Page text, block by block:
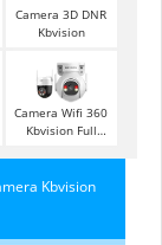
Camera 3D DNR
Kbvision
Camera Wifi 360
Kbvision Full
Kbvision